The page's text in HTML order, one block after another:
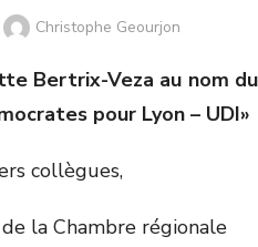
Christophe Geourjon
Bertrix-Veza au nom du
pour Lyon – UDI»
collègues,
la Chambre régionale